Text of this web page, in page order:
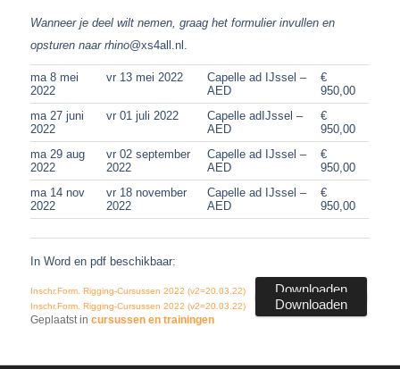
Wanneer je deel wilt nemen, graag het formulier invullen en
opsturen naar rhino@xs4all.nl.
ma 8 mei
2022
vr 13 mei 2022
Capelle ad IJssel –
AED
€
950,00
ma 27 juni
2022
vr 01 juli 2022
Capelle adIJssel –
AED
€
950,00
ma 29 aug
2022
vr 02 september
2022
Capelle ad IJssel –
AED
€
950,00
ma 14 nov
2022
vr 18 november
2022
Capelle ad IJssel –
AED
€
950,00
In Word en pdf beschikbaar:
Inschr.Form. Rigging-Cursussen 2022 (v2=20.03.22) Downloaden
Inschr.Form. Rigging-Cursussen 2022 (v2=20.03.22) Downloaden
Geplaatst in cursussen en trainingen